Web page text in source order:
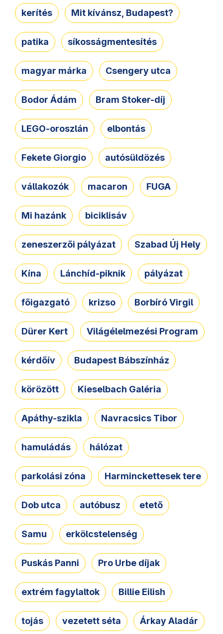
kerítés Mit kívánsz, Budapest?
patika síkosságmentesítés
magyar márka Csengery utca
Bodor Ádám Bram Stoker-díj
LEGO-oroszlán elbontás
Fekete Giorgio autósüldözés
vállakozók macaron FUGA
Mi hazánk biciklisáv
zeneszerzői pályázat Szabad Új Hely
Kína Lánchíd-piknik pályázat
főigazgató krizso Borbíró Virgil
Dürer Kert Világélelmezési Program
kérdőív Budapest Bábszínház
körözött Kieselbach Galéria
Apáthy-szikla Navracsics Tibor
hamuládás hálózat
parkolási zóna Harminckettesek tere
Dob utca autóbusz etető
Samu erkölcstelenség
Puskás Panni Pro Urbe díjak
extrém fagylaltok Billie Eilish
tojás vezetett séta Árkay Aladár